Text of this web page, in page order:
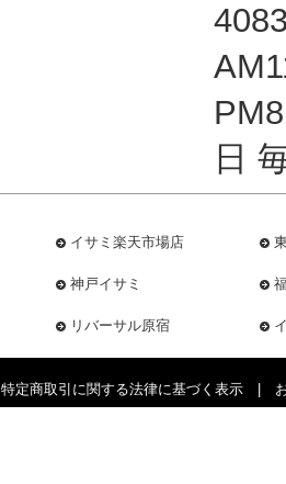
日
イサミ楽天市場店
神戸イサミ
リバーサル原宿
特定商取引に関する法律に基づく表示